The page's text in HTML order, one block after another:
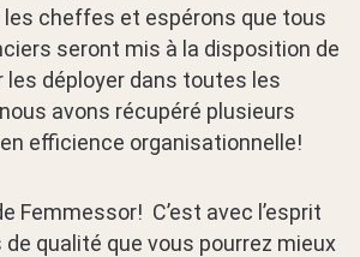
les cheffes et espérons que tous
seront mis à la disposition de
les déployer dans toutes les
avons récupéré plusieurs
efficience organisationnelle!
Femmessor! C’est avec l’esprit
de qualité que vous pourrez mieux